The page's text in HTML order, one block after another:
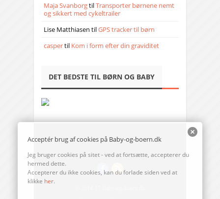
Maja SvanborgtilTransporter børnene nemt
og sikkert med cykeltrailer
Lise Matthiasen tilGPS tracker til børn
caspertil Kom i form efter din graviditet
DET BEDSTE TIL BØRN OG BABY
Acceptér brug af cookies på Baby-og-boern.dk
Jeg bruger cookies på sitet - ved at fortsætte, accepterer du
hermed dette.
Accepterer du ikke cookies, kan du forlade siden ved at
klikke her.